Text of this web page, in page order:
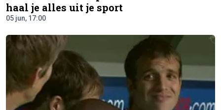
haal je alles uit je sport
05 jun, 17:00